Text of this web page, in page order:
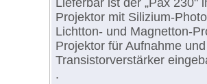
Lieferbar ist der „Pax 230"
Projektor mit Silizium-
Lichtton- und Magnetton-
Projektor für Aufnahme
Transistorverstärker
.